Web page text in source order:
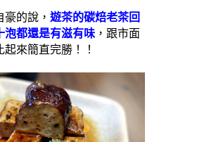
的說， 遊茶的碳焙老茶回
泡都還是有滋有味 ，跟市面
起來簡直完勝！！